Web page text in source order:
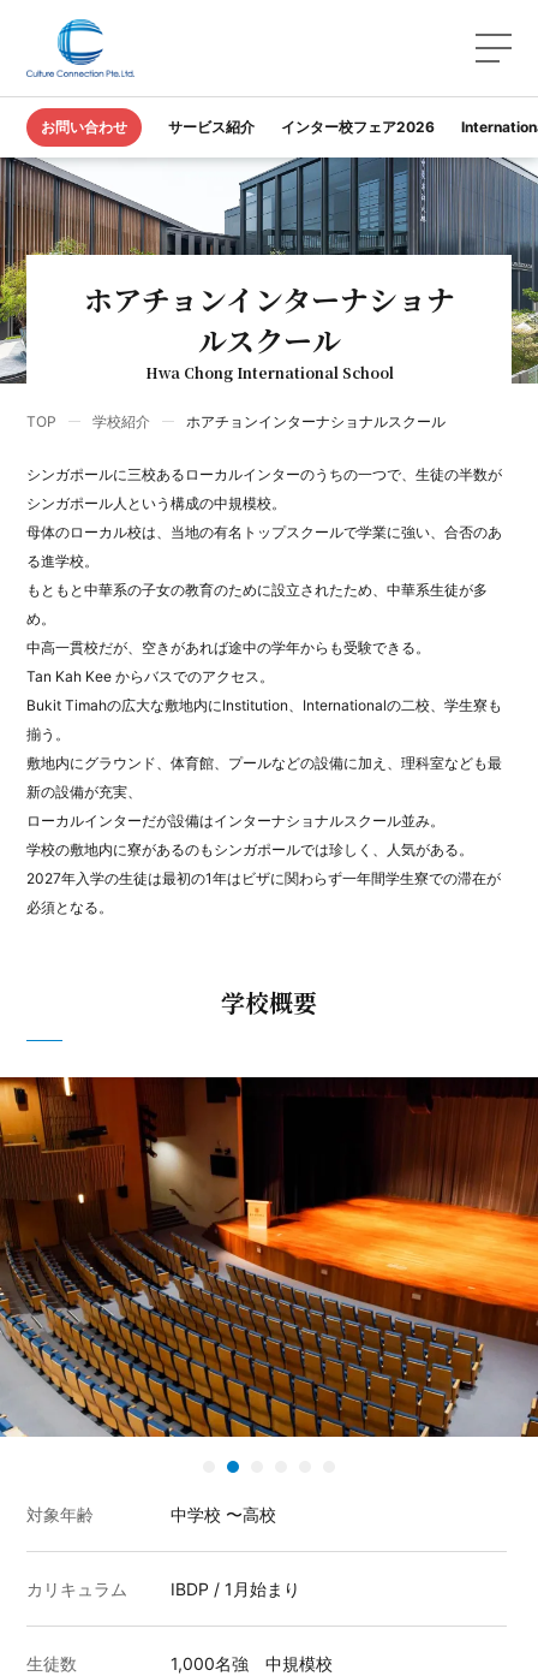
お問い合わせ サービス紹介 インター校フェア2026
ホアチョンインターナショナ
ルスクール
Hwa Chong International School
TOP 学校紹介 ホアチョンインターナショナルスクール
シンガポールに三校あるローカルインターのうちの一つで、生徒の半数が
シンガポール人という構成の中規模校。
母体のローカル校は、当地の有名トップスクールで学業に強い、合否のあ
る進学校。
もともと中華系の子女の教育のために設立されたため、中華系生徒が多
め。
中高一貫校だが、空きがあれば途中の学年からも受験できる。
Tan Kah Kee からバスでのアクセス。
Bukit Timahの広大な敷地内にInstitution、Internationalの二校、学生寮も
揃う。
敷地内にグラウンド、体育館、プールなどの設備に加え、理科室なども最
新の設備が充実、
ローカルインターだが設備はインターナショナルスクール並み。
学校の敷地内に寮があるのもシンガポールでは珍しく、人気がある。
2027年入学の生徒は最初の1年はビザに関わらず一年間学生寮での滞在が
必須となる。
学校概要
対象年齢 中学校 〜高校
カリキュラム IBDP / 1月始まり
生徒数 1,000名強 中規模校